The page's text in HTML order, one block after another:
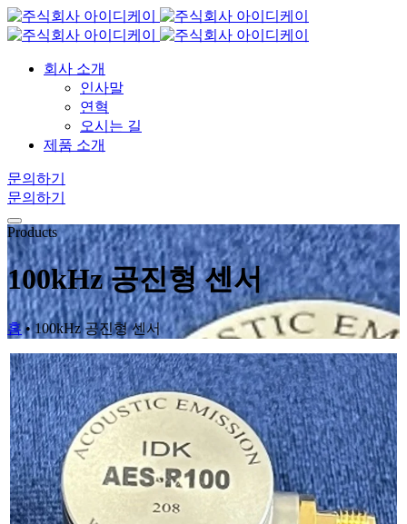
회사 소개
인사말
연혁
오시는 길
제품 소개
문의하기
문의하기
Products
100kHz 공진형 센서
홈•100kHz 공진형 센서